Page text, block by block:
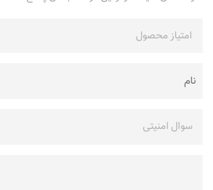
امتیاز محصول
سوال امنیتی